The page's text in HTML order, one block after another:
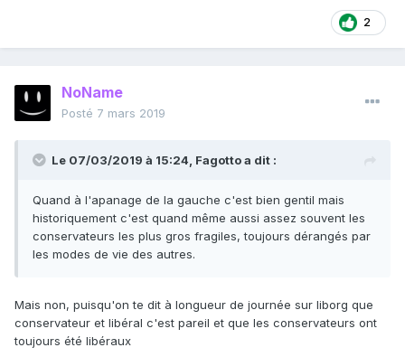
2
NoName
Posté 7 mars 2019
Le 07/03/2019 à 15:24, Fagottoa dit :
Quand à l'apanage de la gauche c'est bien gentil mais
historiquement c'est quand même aussi assez souvent les
conservateurs les plus gros fragiles, toujours dérangés par
les modes de vie des autres.
Mais non, puisqu'on te dit à longueur de journée sur liborg que
conservateur et libéral c'est pareil et que les conservateurs ont
toujours été libéraux